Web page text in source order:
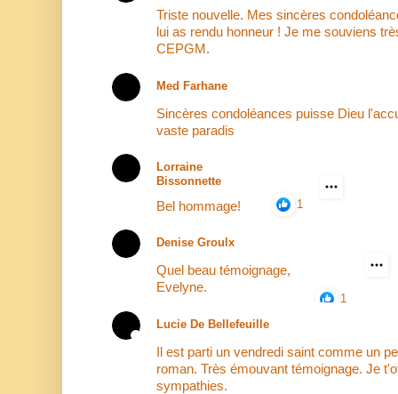
Triste nouvelle. Mes sincères
lui as rendu honneur ! Je me souviens
CEPGM.
Med Farhane
Sincères condoléances puisse Dieu
vaste paradis
Lorraine
Bissonnette
Bel hommage! 1
Denise Groulx
Quel beau témoignage,
Evelyne.
1
Lucie De Bellefeuille
Il est parti un vendredi saint comme un
roman. Très émouvant témoignage. Je
sympathies.